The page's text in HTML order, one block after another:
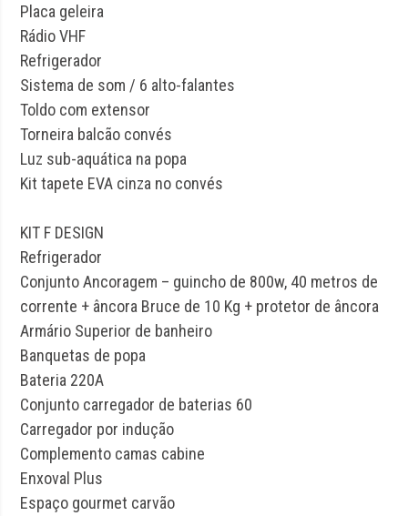
Placa geleira
Rádio VHF
Refrigerador
Sistema de som / 6 alto-falantes
Toldo com extensor
Torneira balcão convés
Luz sub-aquática na popa
Kit tapete EVA cinza no convés
KIT F DESIGN
Refrigerador
Conjunto Ancoragem – guincho de 800w, 40 metros de
corrente + âncora Bruce de 10 Kg + protetor de âncora
Armário Superior de banheiro
Banquetas de popa
Bateria 220A
Conjunto carregador de baterias 60
Carregador por indução
Complemento camas cabine
Enxoval Plus
Espaço gourmet carvão